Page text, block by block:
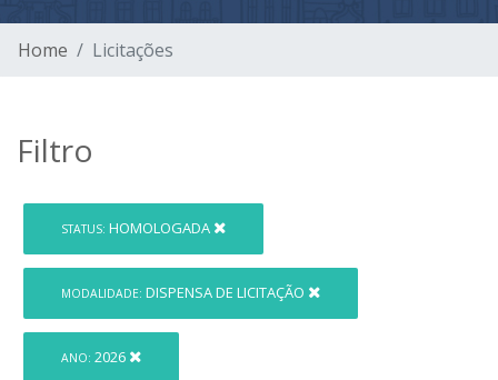
Home Licitações
Filtro
STATUS: HOMOLOGADA
MODALIDADE: DISPENSA DE LICITAÇÃO
ANO: 2026